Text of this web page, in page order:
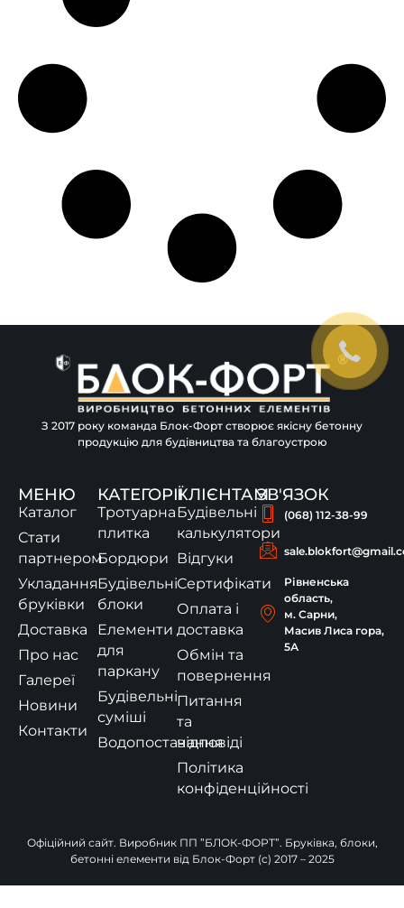
З 2017 року команда Блок-Форт створює якісну бетонну
продукцію для будівництва та благоустрою
МЕНЮ
Каталог
Стати
партнером
Укладання
бруківки
Доставка
Про нас
Галереї
Новини
Контакти
КАТЕГОРІЇ
Тротуарна
плитка
Бордюри
Будівельні
блоки
Елементи
для
паркану
Будівельні
суміші
Водопостачання
КЛІЄНТАМ
Будівельні
калькулятори
Відгуки
Сертифікати
Оплата і
доставка
Обмін та
повернення
Питання
та
відповіді
Політика
конфіденційності
ЗВ'ЯЗОК
(068) 112-38-99
Рівненська
область,
м. Сарни,
Масив Лиса гора,
5А
Офіційний сайт. Виробник ПП ”БЛОК-ФОРТ”. Бруківка, блоки,
бетонні елементи від Блок-Форт (c) 2017 – 2025